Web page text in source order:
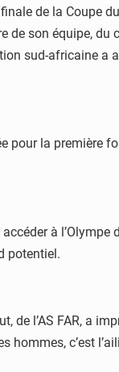
de la Coupe
son équipe, du
sud-africaine
pour la première
à
potentiel.
l’AS FAR, a
c’est